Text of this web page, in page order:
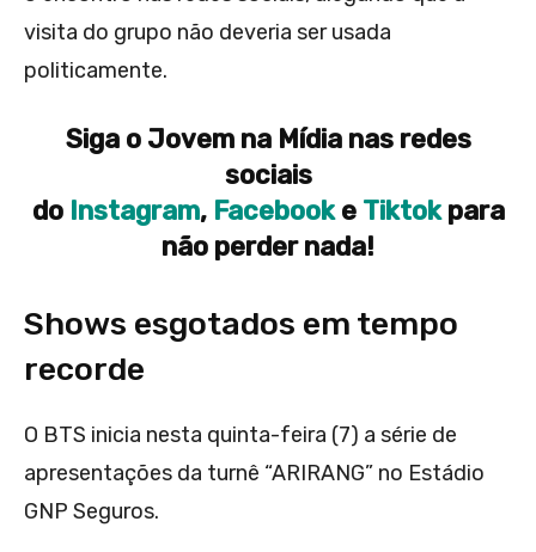
visita do grupo não deveria ser usada
politicamente.
Siga o Jovem na Mídia nas redes
sociais
do Instagram, Facebooke Tiktokpara
não perder nada!
Shows esgotados em tempo
recorde
O BTS inicia nesta quinta-feira (7) a série de
apresentações da turnê “ARIRANG” no Estádio
GNP Seguros.